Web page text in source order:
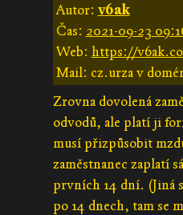
Autor: v6ak
Čas: 2021-09-23
Web: https://
Mail: cz.urza v
Zrovna dovolená
odvodů, ale platí ji
musí přizpůsobit
zaměstnanec zaplatí
prvních 14 dní. (Jiná
po 14 dnech, tam se